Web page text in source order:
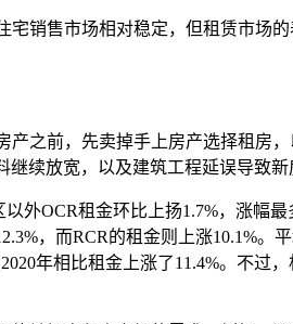
销售市场相对稳定，但租赁市场
之前，先卖掉手上房产选择租房
续放宽，以及建筑工程延误导致
外OCR租金环比上扬1.7%，涨幅
，而RCR的租金则上涨10.1%
年相比租金上涨了11.4%。不过